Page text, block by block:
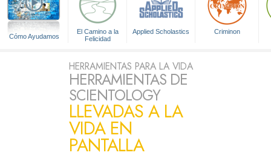
Cómo Ayudamos
El Camino a la
Felicidad
Applied Scholastics Criminon
HERRAMIENTAS PARA LA VIDA
HERRAMIENTAS DE
SCIENTOLOGY
LLEVADAS A LA
VIDA EN
PANTALLA